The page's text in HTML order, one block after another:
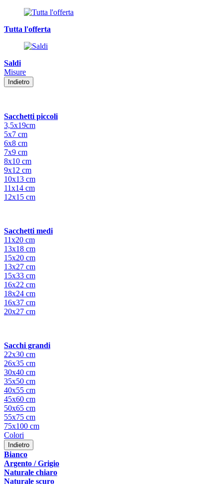
Tutta l'offerta
Saldi
Misure
Indietro
Sacchetti piccoli
3,5x19cm
5x7 cm
6x8 cm
7x9 cm
8x10 cm
9x12 cm
10x13 cm
11x14 cm
12x15 cm
Sacchetti medi
11x20 cm
13x18 cm
15x20 cm
13x27 cm
15x33 cm
16x22 cm
18x24 cm
16x37 cm
20x27 cm
Sacchi grandi
22x30 cm
26x35 cm
30x40 cm
35x50 cm
40x55 cm
45x60 cm
50x65 cm
55x75 cm
75x100 cm
Colori
Indietro
Bianco
Argento / Grigio
Naturale chiaro
Naturale scuro